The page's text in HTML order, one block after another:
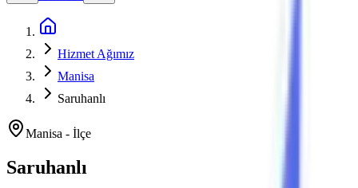
Hizmet Ağımız
Manisa
Saruhanlı
Manisa - İlçe
Saruhanlı